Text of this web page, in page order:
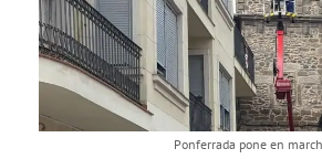
Ponferrada pone en